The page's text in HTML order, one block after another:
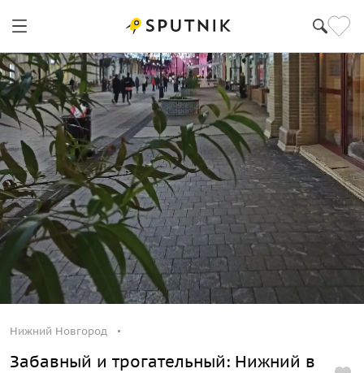
Нижний Новгород
Нижний Новгород
Забавный и трогательный: Нижний в